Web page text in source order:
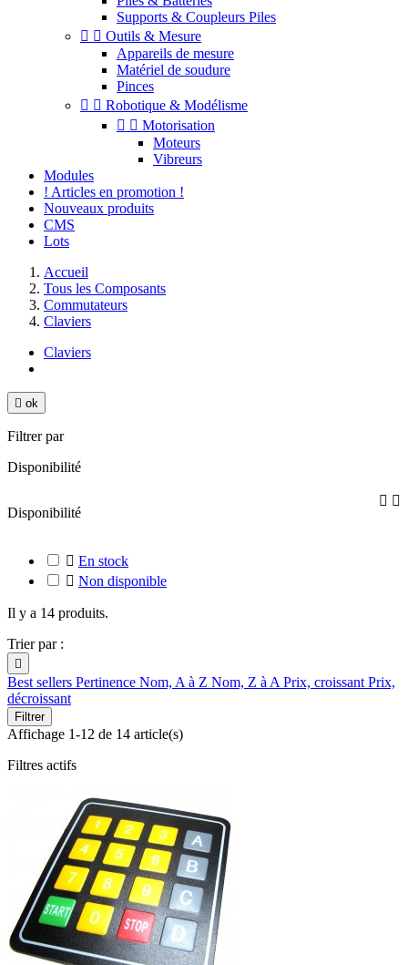
Supports & Coupleurs Piles
  Outils & Mesure
Appareils de mesure
Matériel de soudure
Pinces
  Robotique & Modélisme
  Motorisation
Moteurs
Vibreurs
Modules
! Articles en promotion !
Nouveaux produits
CMS
Lots
Accueil
Tous les Composants
Commutateurs
Claviers
Claviers
 ok
Filtrer par
Disponibilité
Disponibilité
 
 En stock
 Non disponible
Il y a 14 produits.
Trier par :

Best sellers Pertinence Nom, A à Z Nom, Z à A Prix, croissant Prix,
décroissant
Filtrer
Affichage 1-12 de 14 article(s)
Filtres actifs